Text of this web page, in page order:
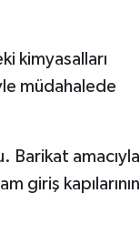
kimyasalları
müdahalede
Barikat amacıyla
giriş kapılarının